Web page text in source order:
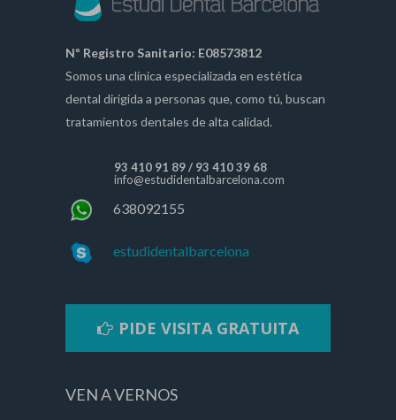
Nº Registro Sanitario: E08573812
Somos una clínica especializada en estética
dental dirigida a personas que, como tú, buscan
tratamientos dentales de alta calidad.
93 410 91 89/ 93 410 39 68
info@estudidentalbarcelona.com
638092155
estudidentalbarcelona
PIDE VISITA GRATUITA
VEN A VERNOS